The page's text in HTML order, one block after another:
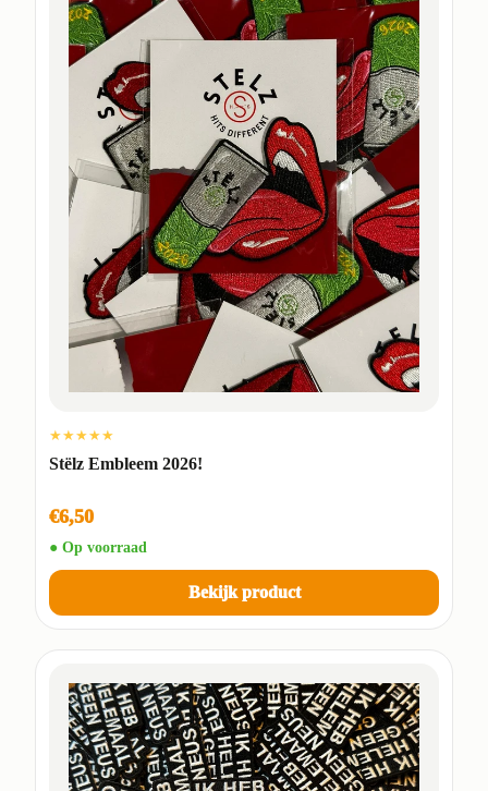
★★★★★
Stëlz Embleem 2026!
€6,50
● Op voorraad
Bekijk product